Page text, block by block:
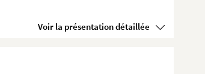
Voir la présentation détaillée